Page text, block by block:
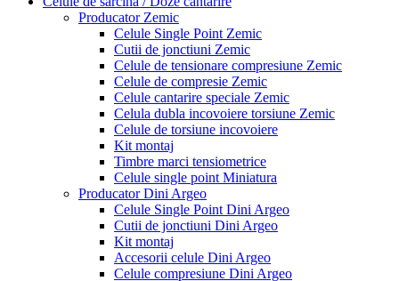
Producator Zemic
Celule Single Point Zemic
Cutii de jonctiuni Zemic
Celule de tensionare compresiune Zemic
Celule de compresie Zemic
Celule cantarire speciale Zemic
Celula dubla incovoiere torsiune Zemic
Celule de torsiune incovoiere
Kit montaj
Timbre marci tensiometrice
Celule single point Miniatura
Producator Dini Argeo
Celule Single Point Dini Argeo
Cutii de jonctiuni Dini Argeo
Kit montaj
Accesorii celule Dini Argeo
Celule compresiune Dini Argeo